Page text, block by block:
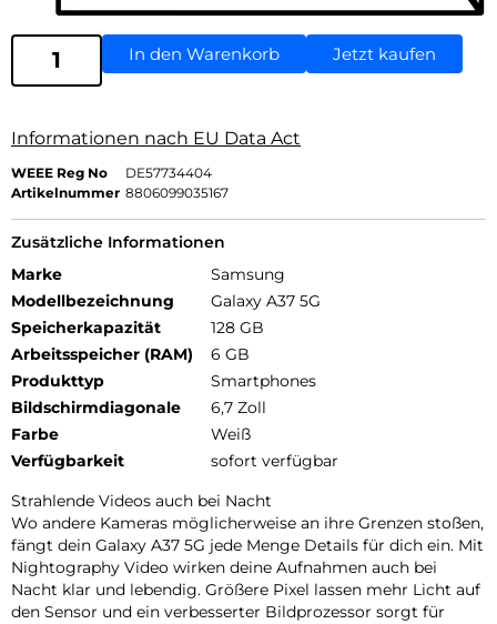
In den Warenkorb Jetzt kaufen
Informationen nach EU Data Act
WEEE Reg No
DE57734404
Artikelnummer 8806099035167
Zusätzliche Informationen
Marke
Samsung
Modellbezeichnung
Galaxy A37 5G
Speicherkapazität
128 GB
Arbeitsspeicher (RAM)
6 GB
Produkttyp
Smartphones
Bildschirmdiagonale
6,7 Zoll
Farbe
Weiß
Verfügbarkeit
sofort verfügbar
Strahlende Videos auch bei Nacht
Wo andere Kameras möglicherweise an ihre Grenzen stoßen,
fängt dein Galaxy A37 5G jede Menge Details für dich ein. Mit
Nightography Video wirken deine Aufnahmen auch bei
Nacht klar und lebendig. Größere Pixel lassen mehr Licht auf
den Sensor und ein verbesserter Bildprozessor sorgt für